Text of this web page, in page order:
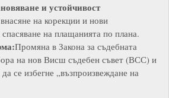
и устойчивост
на корекции и нови
на плащанията по плана.
Промяна в Закона за съдебната
на нов Висш съдебен съвет (ВСС) и
се избегне „възпроизвеждане на